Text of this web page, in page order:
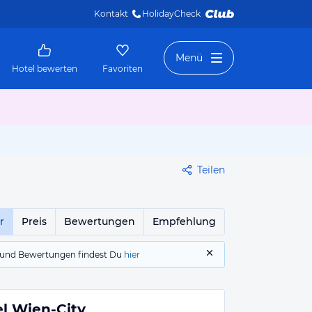
Kontakt HolidayCheck
Hotel bewerten Favoriten
Menü
Teilen
Preis Bewertungen Empfehlung
Bewertungen findest Du hier